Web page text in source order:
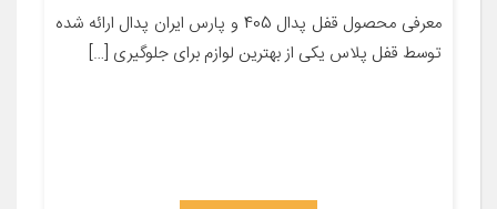
معرفی محصول قفل پدال 405 و پارس ایران پدال ارائه شده
توسط قفل پلاس یکی از بهترین لوازم برای جلوگیری […]